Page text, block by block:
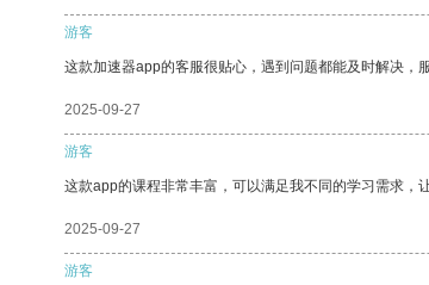
游客
这款加速器app的客服很贴心，遇到问题都能及时解决，
2025-09-27
游客
这款app的课程非常丰富，可以满足我不同的学习需求，
2025-09-27
游客